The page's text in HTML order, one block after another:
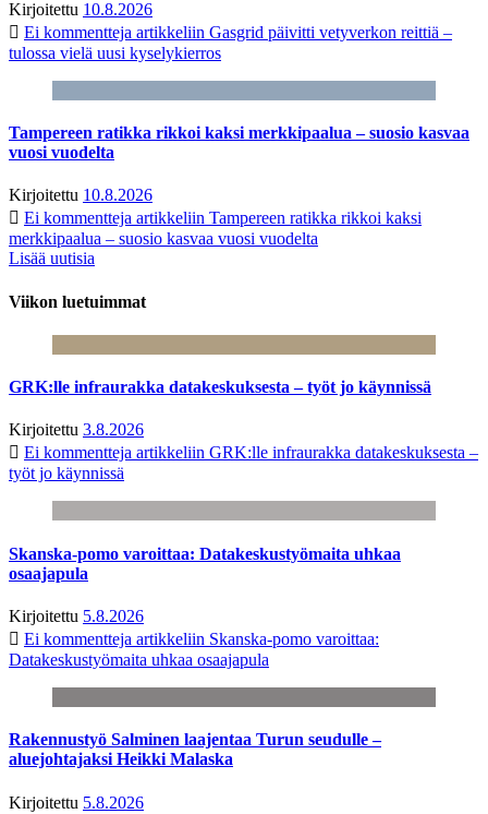
Kirjoitettu 10.8.2026
Ei kommentteja artikkeliin Gasgrid päivitti vetyverkon reittiä –
tulossa vielä uusi kyselykierros
Tampereen ratikka rikkoi kaksi merkkipaalua – suosio kasvaa
vuosi vuodelta
Kirjoitettu 10.8.2026
Ei kommentteja artikkeliin Tampereen ratikka rikkoi kaksi
merkkipaalua – suosio kasvaa vuosi vuodelta
Lisää uutisia
Viikon luetuimmat
GRK:lle infraurakka datakeskuksesta – työt jo käynnissä
Kirjoitettu 3.8.2026
Ei kommentteja artikkeliin GRK:lle infraurakka datakeskuksesta –
työt jo käynnissä
Skanska-pomo varoittaa: Datakeskustyömaita uhkaa
osaajapula
Kirjoitettu 5.8.2026
Ei kommentteja artikkeliin Skanska-pomo varoittaa:
Datakeskustyömaita uhkaa osaajapula
Rakennustyö Salminen laajentaa Turun seudulle –
aluejohtajaksi Heikki Malaska
Kirjoitettu 5.8.2026